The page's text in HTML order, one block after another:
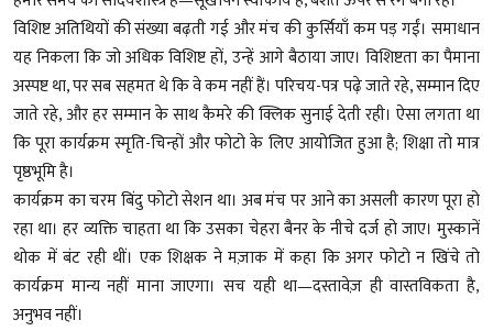
विशिष्ट अतिथियों की संख्या बढ़ती गई और मंच की कुर्सियाँ कम पड़ गईं। समाधान
यह निकला कि जो अधिक विशिष्ट हों, उन्हें आगे बैठाया जाए। विशिष्टता का पैमाना
अस्पष्ट था, पर सब सहमत थे कि वे कम नहीं हैं। परिचय-पत्र पढ़े जाते रहे, सम्मान दिए
जाते रहे, और हर सम्मान के साथ कैमरे की क्लिक सुनाई देती रही। ऐसा लगता था
कि पूरा कार्यक्रम स्मृति-चिन्हों और फोटो के लिए आयोजित हुआ है; शिक्षा तो मात्र
पृष्ठभूमि है।
कार्यक्रम का चरम बिंदु फोटो सेशन था। अब मंच पर आने का असली कारण पूरा हो
रहा था। हर व्यक्ति चाहता था कि उसका चेहरा बैनर के नीचे दर्ज हो जाए। मुस्कानें
थोक में बंट रही थीं। एक शिक्षक ने मज़ाक में कहा कि अगर फोटो न खिंचे तो
कार्यक्रम मान्य नहीं माना जाएगा। सच यही था—दस्तावेज़ ही वास्तविकता है,
अनुभव नहीं।